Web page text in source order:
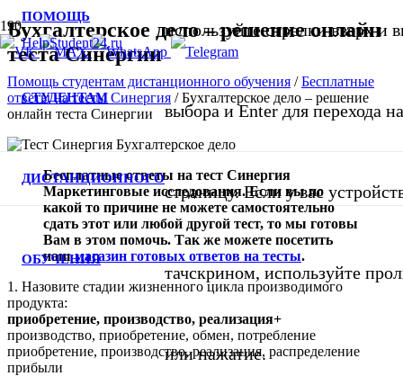
ПОМОЩЬ
СТУДЕНТАМ
ДИСТАНЦИОННОГО
ОБУЧЕНИЯ
используйте стрелки вверх и
выбора и Enter для перехода
страницу. Если у вас
тачскрином, используйте
или нажатие.
Бухгалтерское дело – решение онлайн
теста Синергии
Помощь студентам дистанционного обучения /Бесплатные
ответы на тесты Синергия /Бухгалтерское дело – решение
онлайн теста Синергии
Бесплатные ответы на тест Синергия
Маркетинговые исследования. Если вы по
какой то причине не можете самостоятельно
сдать этот или любой другой тест, то мы готовы
Вам в этом помочь. Так же можете посетить
нашмагазин готовых ответов на тесты.
1. Назовите стадии жизненного цикла производимого
продукта:
приобретение, производство, реализация+
производство, приобретение, обмен, потребление
приобретение, производство, реализация, распределение
прибыли